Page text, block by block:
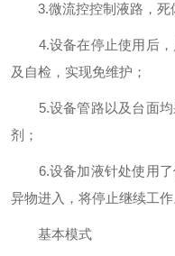
3.微流控控制液路，死
4.设备在停止使用后，
及自检，实现免维护；
5.设备管路以及台面均
剂；
6.设备加液针处使用了
异物进入，将停止继续工作
基本模式